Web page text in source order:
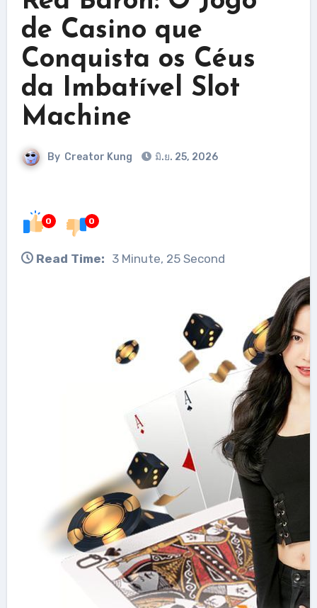
de Casino que
Conquista os Céus
da Imbatível Slot
Machine
By Creator Kung มิ.ย. 25, 2026
0 0
Read Time: 3 Minute, 25 Second